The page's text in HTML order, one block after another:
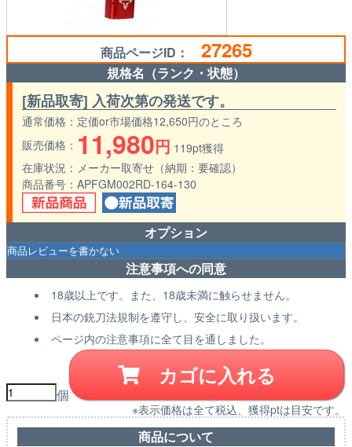
商品ページID： 27265
規格名（ランク・状態）
[新品取寄] 入荷次第の発送です。
通常価格
定価or市場価格12,650円のところ
販売価格
11,980円 119pt獲得
在庫状況
メーカー取寄せ（納期：要確認）
商品番号
APFGM002RD-164-130
オプション
注意事項への同意
18歳以上です。また、18歳未満に触らせません。
日本の銃刀法規制を遵守し、安全に取り扱います。
ページ内の注意事項に全て目を通しました。
個
カゴに入れる
※表示価格は全て税込、獲得ptは目安です。
商品について